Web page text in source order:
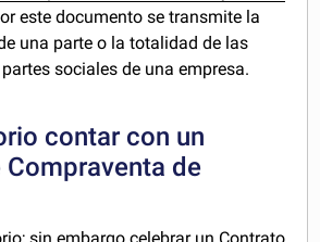
este documento se transmite la
una parte o la totalidad de las
sociales de una empresa.
contar con un
de